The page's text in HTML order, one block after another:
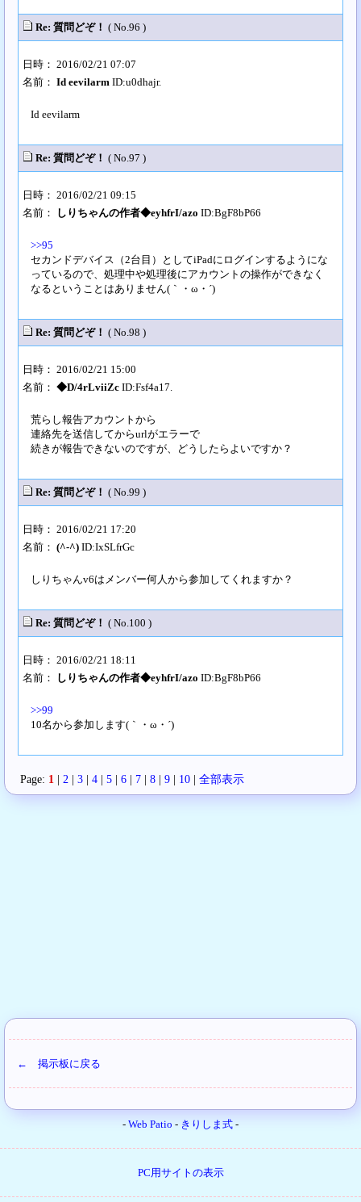
Re: 質問どぞ！ ( No.96 )
日時： 2016/02/21 07:07
名前： Id eevilarm ID:u0dhajr.
Id eevilarm
Re: 質問どぞ！ ( No.97 )
日時： 2016/02/21 09:15
名前：
しりちゃんの作者◆eyhfrI/azo ID:BgF8bP66
>>95
セカンドデバイス（2台目）としてiPadにログインするようにな
っているので、処理中や処理後にアカウントの操作ができなく
なるということはありません(｀・ω・´)
Re: 質問どぞ！ ( No.98 )
日時： 2016/02/21 15:00
名前： ◆D/4rLviiZc ID:Fsf4a17.
荒らし報告アカウントから
連絡先を送信してからurlがエラーで
続きが報告できないのですが、どうしたらよいですか？
Re: 質問どぞ！ ( No.99 )
日時： 2016/02/21 17:20
名前： (^-^) ID:IxSLfrGc
しりちゃんv6はメンバー何人から参加してくれますか？
Re: 質問どぞ！ ( No.100 )
日時： 2016/02/21 18:11
名前：
しりちゃんの作者◆eyhfrI/azo ID:BgF8bP66
>>99
10名から参加します(｀・ω・´)
Page: 1 | 2 | 3 | 4 | 5 | 6 | 7 | 8 | 9 | 10 | 全部表示
← 掲示板に戻る
- Web Patio - きりしま式 -
PC用サイトの表示